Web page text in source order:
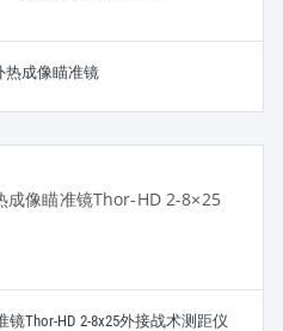
热成像瞄准镜
Thor-HD 2-8x25外接战术测距仪